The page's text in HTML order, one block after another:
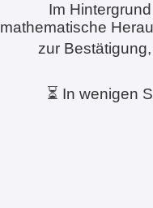
Im
mathematische
zur
⏳ In wenigen